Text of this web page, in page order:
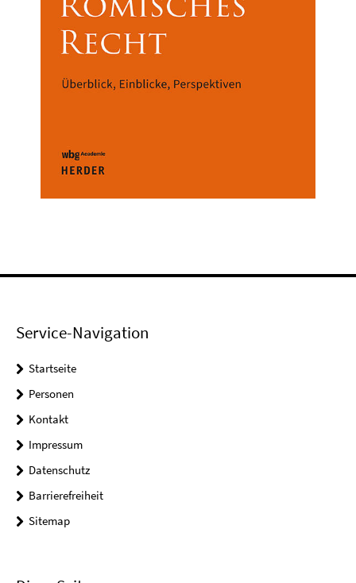
Service-Navigation
Startseite
Personen
Kontakt
Impressum
Datenschutz
Barrierefreiheit
Sitemap